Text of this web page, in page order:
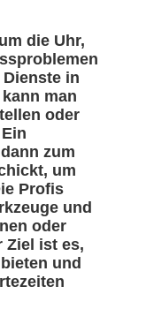
die Uhr,
in
man
oder
zum
um
Profis
und
oder
Ziel ist es,
und